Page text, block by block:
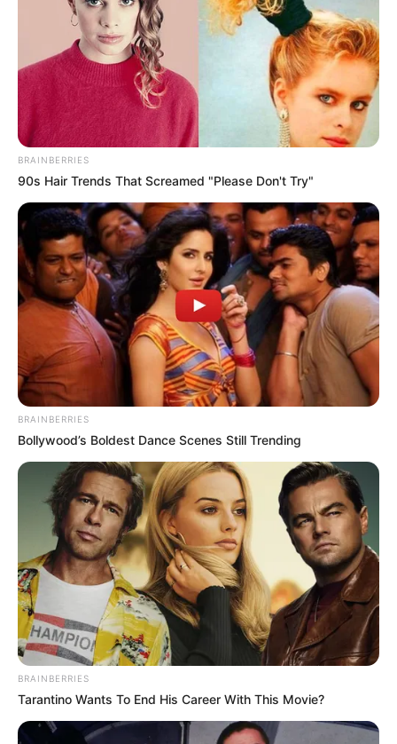
A fitneszedző a műtét után videóban üzent
követőinek. Gyenge hangon, rózsafüzért
szorongatva mondta el, hogy a legnehezebb
időszakon már túl van, és napról napra erősödik.
BRAINBERRIES
90s Hair Trends That Screamed "Please Don't Try"
BRAINBERRIES
Bollywood’s Boldest Dance Scenes Still Trending
BRAINBERRIES
Tarantino Wants To End His Career With This Movie?